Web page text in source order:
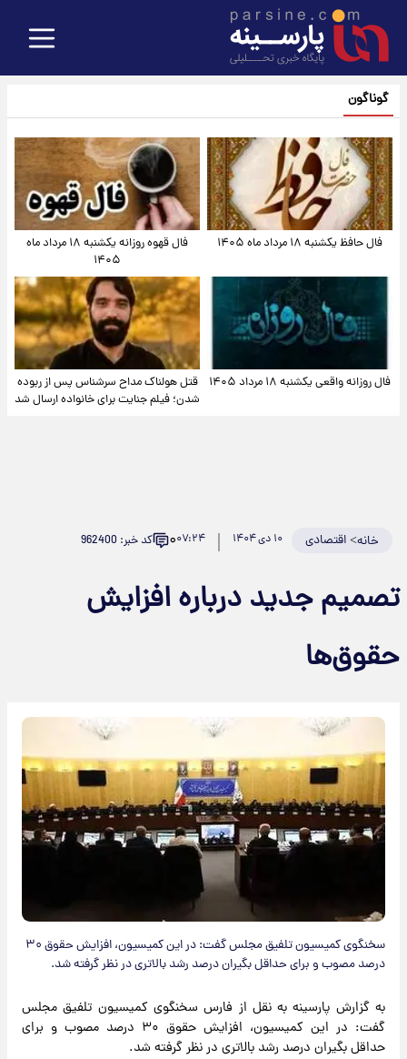
گوناگون
فال حافظ یکشنبه ۱۸ مرداد ماه ۱۴۰۵
فال قهوه روزانه یکشنبه ۱۸ مرداد ماه
۱۴۰۵
فال روزانه واقعی یکشنبه ۱۸ مرداد ۱۴۰۵
قتل هولناک مداح سرشناس پس از ربوده
شدن؛ فیلم جنایت برای خانواده ارسال شد
خانه>اقتصادی ۱۰ دی ۱۴۰۴ ۰۷:۲۴۰ کد خبر: 962400
تصمیم جدید درباره افزایش
حقوق‌ها
سخنگوی کمیسیون تلفیق مجلس گفت‌: در این کمیسیون‌، افزایش حقوق ۳۰
درصد مصوب و برای حداقل بگیران درصد رشد بالاتری در نظر گرفته شد.
به گزارش پارسینه به نقل از فارس سخنگوی کمیسیون تلفیق مجلس
گفت‌: در این کمیسیون‌، افزایش حقوق ۳۰ درصد مصوب و برای
حداقل بگیران درصد رشد بالاتری در نظر گرفته شد.